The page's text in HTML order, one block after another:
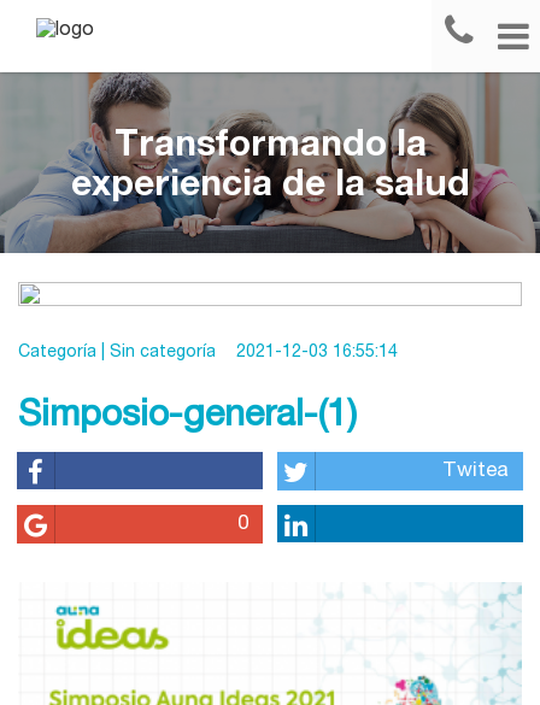
Transformando la
experiencia de la salud
Categoría | Sin categoría 2021-12-03 16:55:14
Simposio-general-(1)
Twitea
0